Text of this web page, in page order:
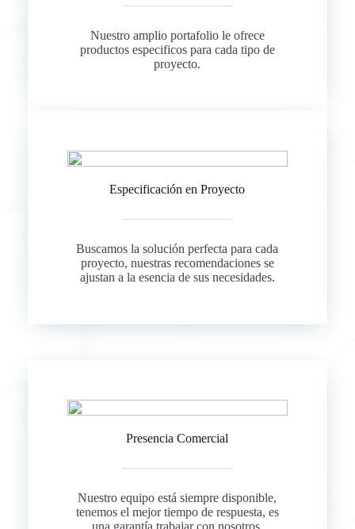
Nuestro amplio portafolio le ofrece
productos especificos para cada tipo de
proyecto.
Especificación en Proyecto
Buscamos la solución perfecta para cada
proyecto, nuestras recomendaciones se
ajustan a la esencia de sus necesidades.
Presencia Comercial
Nuestro equipo está siempre disponible,
tenemos el mejor tiempo de respuesta, es